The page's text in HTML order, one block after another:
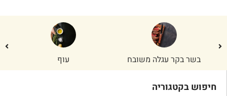
בשר בקר עגלה משובח עוף
חיפוש בקטגוריה